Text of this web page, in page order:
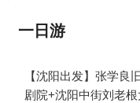
一日游
【沈阳出发】张学良
剧院+沈阳中街刘老